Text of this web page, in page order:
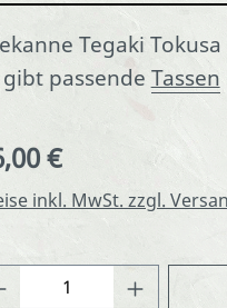
Tegaki
gibt passende Tassen
Preis:
€
inkl. MwSt. zzgl.
Anzahl: